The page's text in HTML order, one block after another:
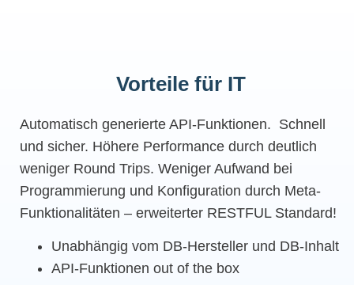
Vorteile für IT
Automatisch generierte API-Funktionen. Schnell
und sicher. Höhere Performance durch deutlich
weniger Round Trips. Weniger Aufwand bei
Programmierung und Konfiguration durch Meta-
Funktionalitäten – erweiterter RESTFUL Standard!
Unabhängig vom DB-Hersteller und DB-Inhalt
API-Funktionen out of the box